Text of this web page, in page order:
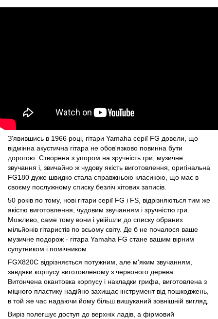
З'явившись в 1966 році, гітари Yamaha серії FG довели, що
відмінна акустична гітара не обов'язково повинна бути
дорогою. Створена з упором на зручність гри, музичне
звучання і, звичайно ж чудову якість виготовлення, оригінальна
FG180 дуже швидко стала справжньою класикою, що має в
своєму послужному списку безліч хітових записів.
50 років по тому, нові гітари серії FG і FS, відрізняються тим же
якістю виготовлення, чудовим звучанням і зручністю гри.
Можливо, саме тому вони і увійшли до списку обраних
мільйонів гітаристів по всьому світу. Де б не почалося ваше
музичне подорож - гітара Yamaha FG стане вашим вірним
супутником і помічником.
FGX820C відрізняється потужним, але м'яким звучанням,
завдяки корпусу виготовленому з червоного дерева.
Витончена окантовка корпусу і накладки грифа, виготовлена з
міцного пластику надійно захищає інструмент від пошкоджень,
в той же час надаючи йому більш вишуканий зовнішній вигляд.
Виріз полегшує доступ до верхніх ладів, а фірмовий